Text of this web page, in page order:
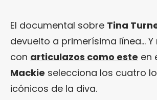
El documental sobre Tina
devuelto a primerísima línea…
con articulazos como este en
Mackie selecciona los cuatro
icónicos de la diva.